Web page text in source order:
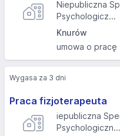
Niepubliczna
Psychologicz...
Knurów
umowa o pracę
Praca fizjoterapeuta
iepubliczna
Psychologiczn...
Wygasa za 3 dni